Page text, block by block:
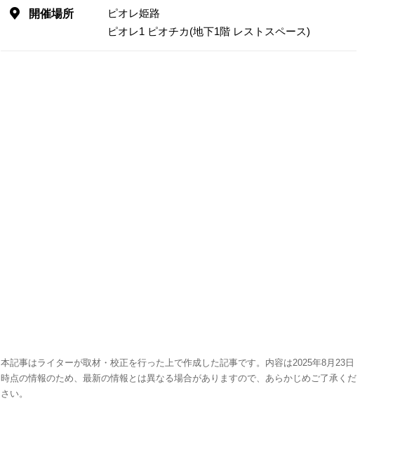
開催場所
ピオレ姫路
ピオレ1 ピオチカ(地下1階 レストスペース)
本記事はライターが取材・校正を行った上で作成した記事です。内容は2025年8月23日
時点の情報のため、最新の情報とは異なる場合がありますので、あらかじめご了承くだ
さい。